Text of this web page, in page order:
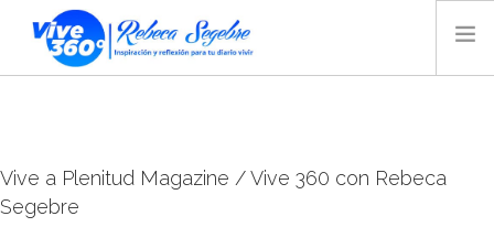
VIDEO
AUDIO
Vive a Plenitud Magazine / Vive 360 con Rebeca
Segebre